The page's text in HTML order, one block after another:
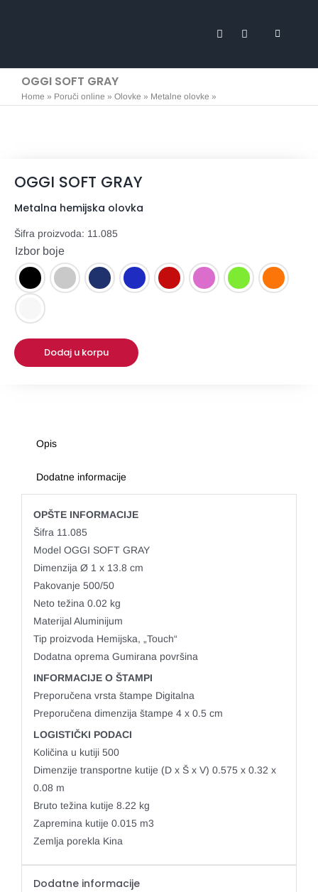
Toggle
Stikeri i
OGGI SOFT GRAY
Home » Poruči online » Olovke » Metalne olovke »
OGGI SOFT GRAY
Metalna hemijska olovka
Šifra proizvoda: 11.085
Izbor boje
Dodaj u korpu
Opis
Dodatne informacije
OPŠTE INFORMACIJE
Šifra 11.085
Model OGGI SOFT GRAY
Dimenzija Ø 1 x 13.8 cm
Pakovanje 500/50
Neto težina 0.02 kg
Materijal Aluminijum
Tip proizvoda Hemijska, „Touch“
Dodatna oprema Gumirana površina
INFORMACIJE O ŠTAMPI
Preporučena vrsta štampe Digitalna
Preporučena dimenzija štampe 4 x 0.5 cm
LOGISTIČKI PODACI
Količina u kutiji 500
Dimenzije transportne kutije (D x Š x V) 0.575 x 0.32 x
0.08 m
Bruto težina kutije 8.22 kg
Zapremina kutije 0.015 m3
Zemlja porekla Kina
Dodatne informacije